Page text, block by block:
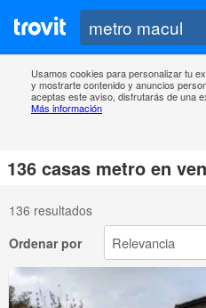
Usamos cookies para personalizar tu
y mostrarte contenido y anuncios
aceptas este aviso, disfrutarás de una
Más información
136 casas metro en
136 resultados
Ordenar por